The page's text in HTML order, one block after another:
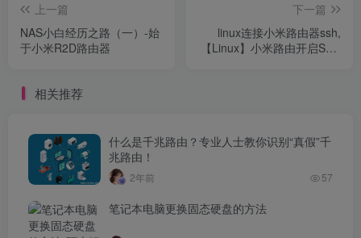
上一篇
NAS小白经历之路（一）-始
于小米R2D路由器
下一篇
linux连接小米路由器ssh,
【Linux】小米路由开启SSH
相关推荐
什么是千兆路由？专业人士教你识别“真假”千
兆路由！
2年前 57
笔记本电脑更换固态硬盘的方法